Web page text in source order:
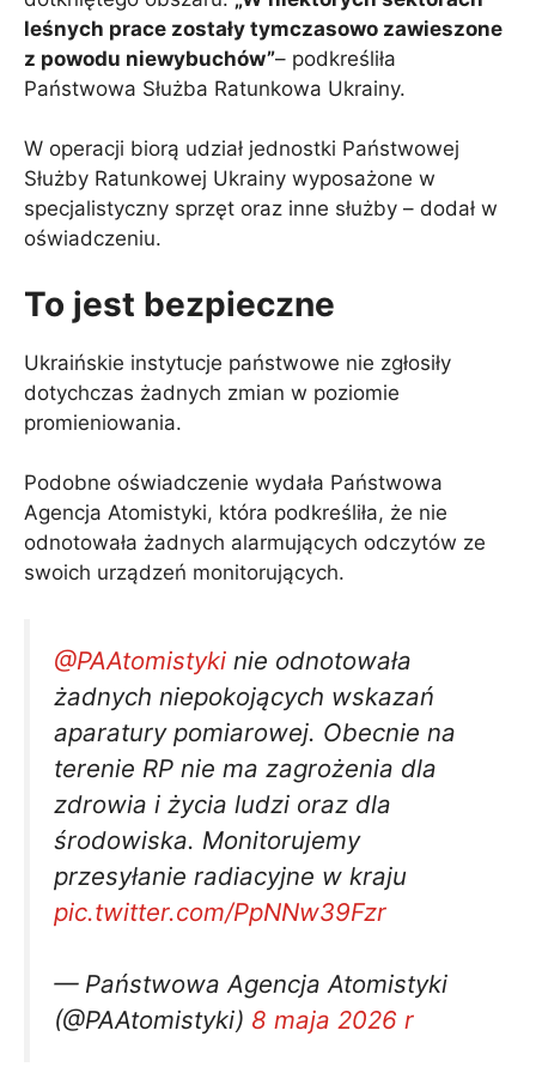
leśnych prace zostały tymczasowo zawieszone
z powodu niewybuchów”– podkreśliła
Państwowa Służba Ratunkowa Ukrainy.
W operacji biorą udział jednostki Państwowej
Służby Ratunkowej Ukrainy wyposażone w
specjalistyczny sprzęt oraz inne służby – dodał w
oświadczeniu.
To jest bezpieczne
Ukraińskie instytucje państwowe nie zgłosiły
dotychczas żadnych zmian w poziomie
promieniowania.
Podobne oświadczenie wydała Państwowa
Agencja Atomistyki, która podkreśliła, że ​​nie
odnotowała żadnych alarmujących odczytów ze
swoich urządzeń monitorujących.
@PAAtomistyki nie odnotowała
żadnych niepokojących wskazań
aparatury pomiarowej. Obecnie na
terenie RP nie ma zagrożenia dla
zdrowia i życia ludzi oraz dla
środowiska. Monitorujemy
przesyłanie radiacyjne w kraju
pic.twitter.com/PpNNw39Fzr
— Państwowa Agencja Atomistyki
(@PAAtomistyki) 8 maja 2026 r